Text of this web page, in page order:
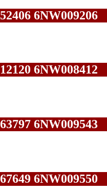
6NW009206
6NW008412
6NW009543
6NW009550